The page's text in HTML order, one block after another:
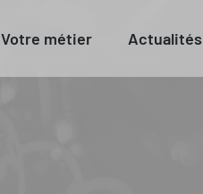
Votre métier Actualités